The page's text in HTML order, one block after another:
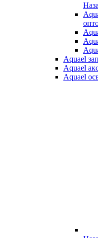
Aquael
Aquael
Aquael